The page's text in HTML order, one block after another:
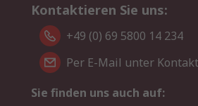
Kontaktieren Sie uns:
+49 (0) 69 5800 14 234
Per E-Mail unter Kontakt
Sie finden uns auch auf: